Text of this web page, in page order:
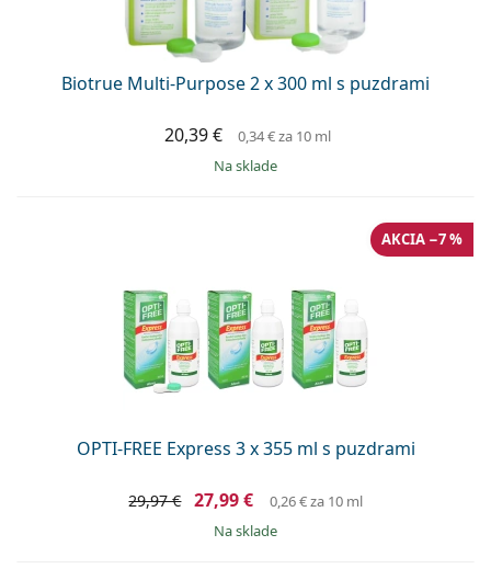
Biotrue Multi-Purpose 2 x 300 ml s puzdrami
20,39 € 0,34 €za 10 ml
na sklade
OPTI-FREE Express 3 x 355 ml s puzdrami
AKCIA −7 %
29,97 € 27,99 € 0,26 €za 10 ml
na sklade